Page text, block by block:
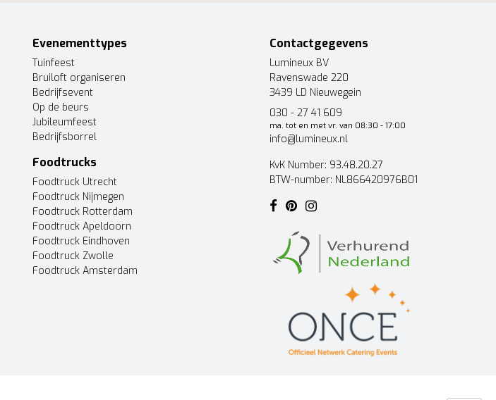
Evenementtypes
Tuinfeest
Bruiloft organiseren
Bedrijfsevent
Op de beurs
Jubileumfeest
Bedrijfsborrel
Foodtrucks
Foodtruck Utrecht
Foodtruck Nijmegen
Foodtruck Rotterdam
Foodtruck Apeldoorn
Foodtruck Eindhoven
Foodtruck Zwolle
Foodtruck Amsterdam
Contactgegevens
Lumineux BV
Ravenswade 220
3439 LD Nieuwegein
030 - 27 41 609
ma. tot en met vr. van 08:30 - 17:00
info@lumineux.nl
KvK Number: 93.48.20.27
BTW-number: NL866420976B01